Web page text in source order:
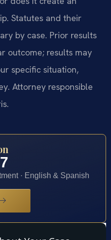
Statutes and their
by case. Prior results
outcome; results may
specific situation,
Attorney responsible
· English & Spanish